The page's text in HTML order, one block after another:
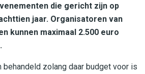
die gericht zijn op
jaar. Organisatoren van
kunnen maximaal 2.500 euro
behandeld zolang daar budget voor is